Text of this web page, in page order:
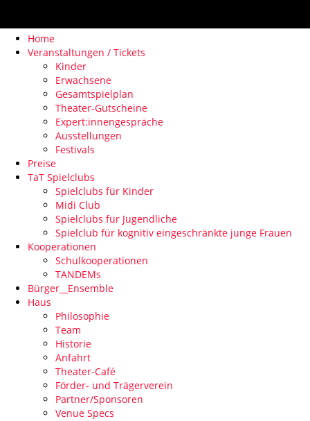
Home
Veranstaltungen / Tickets
Kinder
Erwachsene
Gesamtspielplan
Theater-Gutscheine
Expert:innengespräche
Ausstellungen
Festivals
Preise
TaT Spielclubs
Spielclubs für Kinder
Midi Club
Spielclubs für Jugendliche
Spielclub für kognitiv eingeschränkte junge Frauen
Kooperationen
Schulkooperationen
TANDEMs
Bürger__Ensemble
Haus
Philosophie
Team
Historie
Anfahrt
Theater-Café
Förder- und Trägerverein
Partner/Sponsoren
Venue Specs